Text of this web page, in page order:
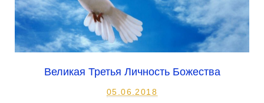
Великая Третья Личность Божества
05.06.2018